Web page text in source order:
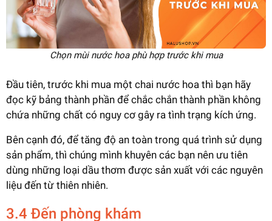
Chọn mùi nước hoa phù hợp trước khi mua
Đầu tiên, trước khi mua một chai nước hoa thì bạn hãy
đọc kỹ bảng thành phần để chắc chắn thành phần không
chứa những chất có nguy cơ gây ra tình trạng kích ứng.
Bên cạnh đó, để tăng độ an toàn trong quá trình sử dụng
sản phẩm, thì chúng mình khuyên các bạn nên ưu tiên
dùng những loại dầu thơm được sản xuất với các nguyên
liệu đến từ thiên nhiên.
3.4 Đến phòng khám